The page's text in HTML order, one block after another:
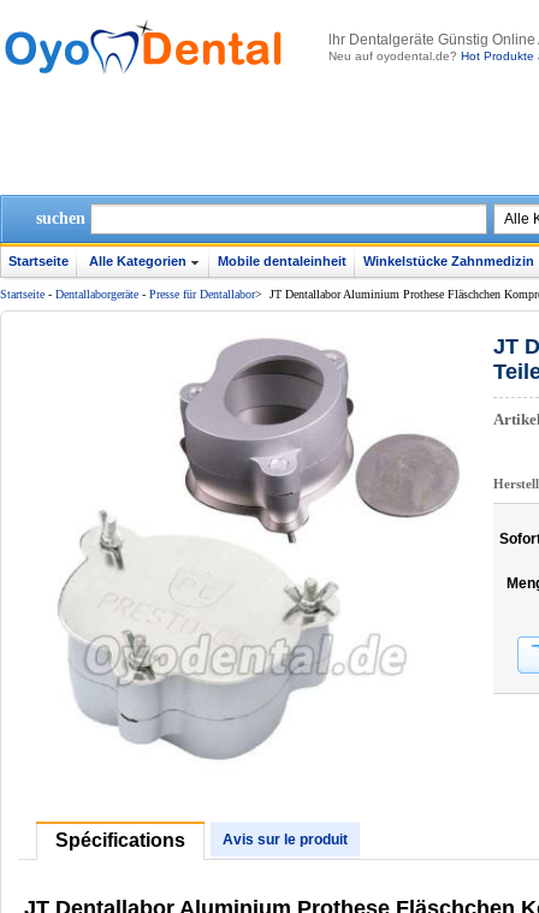
lhr Dentalgeräte Günstig
Neu auf oyodental.de? Hot Produkte
suchen
Startseite Alle Kategorien Mobile dentaleinheit Winkelstücke Zahnmedizin
Startseite - Dentallaborgeräte - Presse für Dentallabor> JT Dentallabor Aluminium Prothese Fläschchen
JT
Spécifications Avis sur le produit
JT Dentallabor Aluminium Prothese Fläschchen